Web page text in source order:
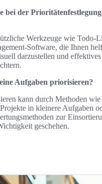
bei der Prioritätenfestlegung
Werkzeuge wie Todo-
Software, die Ihnen
darzustellen und
Aufgaben priorisieren?
kann durch Methoden wie
in kleinere Aufgaben
zur
geschehen.